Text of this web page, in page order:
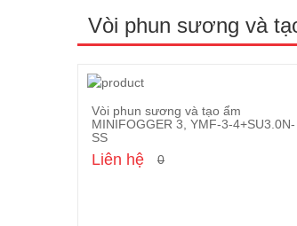
Vòi phun sương và
Cho vào giỏ
Vòi phun sương và tạo ẩm
MINIFOGGER 3, YMF-3-4+SU3.0N-
SS
Liên hệ 0